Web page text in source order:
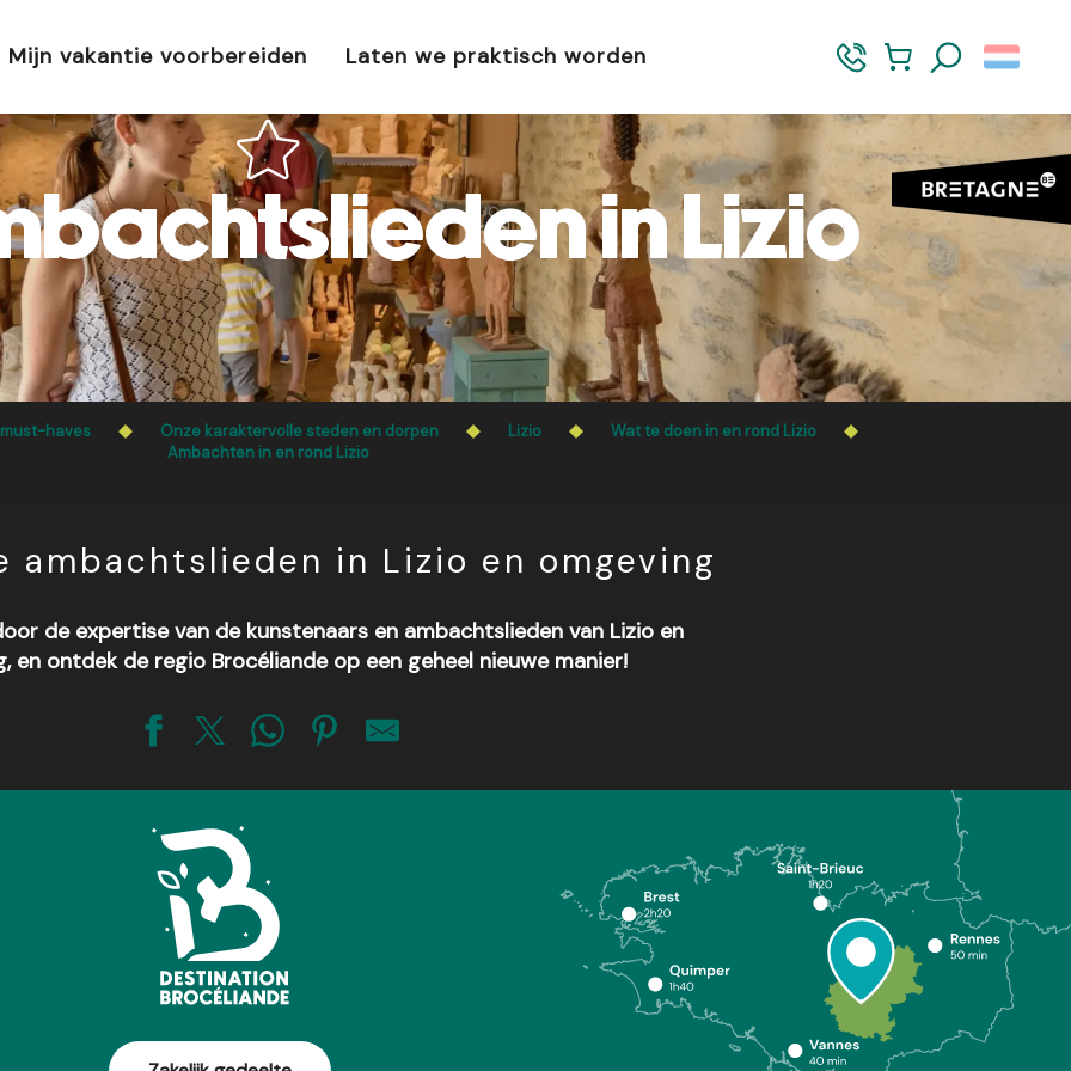
Mijn vakantie voorbereiden Laten we praktisch worden
in Lizio
haves Onze karaktervolle steden en dorpen Lizio
Wat te doen in en rond Lizio
Ambachten in en rond Lizio
ambachtslieden in Lizio en omgeving
de expertise van de kunstenaars en ambachtslieden van Lizio en
en ontdek de regio Brocéliande op een geheel nieuwe manier!